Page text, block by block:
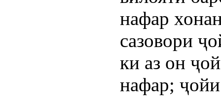
нафар
сазовори
ки аз он
нафар;